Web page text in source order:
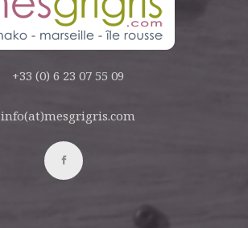
+33 (0) 6 23 07 55 09
info(at)mesgrigris.com